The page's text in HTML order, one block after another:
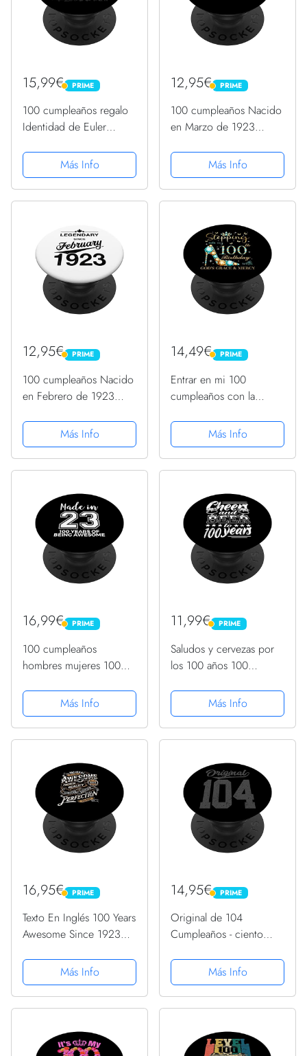
15,99€ PRIME
PRIME
100 cumpleaños regalo
Identidad de Euler
PopSockets PopGrip
Intercambiable
Más Info
12,95€ PRIME
PRIME
100 cumpleaños Nacido
en Marzo de 1923
PopSockets PopGrip
Intercambiable
Más Info
12,95€ PRIME
PRIME
100 cumpleaños Nacido
en Febrero de 1923
PopSockets PopGrip
Intercambiable
Más Info
14,49€ PRIME
PRIME
Entrar en mi 100
cumpleaños con la
de Dios PopSockets
PopGrip Intercambiable
Más Info
16,99€ PRIME
PRIME
100 cumpleaños
hombres mujeres 100
impresionante
PopSockets PopGrip
Intercambiable
Más Info
11,99€ PRIME
PRIME
Saludos y cervezas por
los 100 años 100
PopGrip Intercambiable
Más Info
16,95€ PRIME
PRIME
Texto En Inglés 100 Years
Awesome Since 1923
PopSockets PopGrip
Intercambiable
Más Info
14,95€ PRIME
PRIME
Original de 104
Cumpleaños - ciento
PopGrip Intercambiable
Más Info